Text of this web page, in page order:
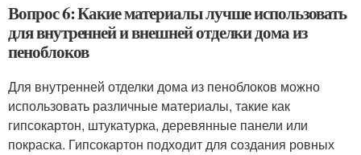
Вопрос 6: Какие материалы лучше использовать
для внутренней и внешней отделки дома из
пеноблоков
Для внутренней отделки дома из пеноблоков можно
использовать различные материалы, такие как
гипсокартон, штукатурка, деревянные панели или
покраска. Гипсокартон подходит для создания ровных